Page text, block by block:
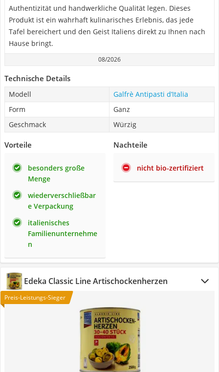
Authentizität und handwerkliche Qualität legen. Dieses
Produkt ist ein wahrhaft kulinarisches Erlebnis, das jede
Tafel bereichert und den Geist Italiens direkt zu Ihnen nach
Hause bringt.
08/2026
Technische Details
Modell
Galfrè Antipasti d’Italia
Form
Ganz
Geschmack
Würzig
Vorteile
besonders große
Menge
wiederverschließbar
e Verpackung
italienisches
Familienunternehme
n
Nachteile
nicht bio-zertifiziert
Edeka Classic Line Artischockenherzen
Preis-Leistungs-Sieger